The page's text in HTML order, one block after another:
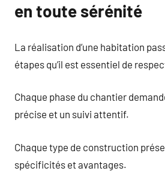
en toute sérénité
La réalisation d’une habitation
étapes qu’il est essentiel de
Chaque phase du chantier
précise et un suivi attentif.
Chaque type de construction
spécificités et avantages.